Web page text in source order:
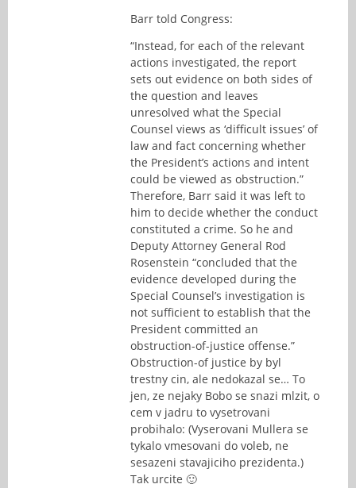
Barr told Congress:
“Instead, for each of the relevant
actions investigated, the report
sets out evidence on both sides of
the question and leaves
unresolved what the Special
Counsel views as ‘difficult issues’ of
law and fact concerning whether
the President’s actions and intent
could be viewed as obstruction.”
Therefore, Barr said it was left to
him to decide whether the conduct
constituted a crime. So he and
Deputy Attorney General Rod
Rosenstein “concluded that the
evidence developed during the
Special Counsel’s investigation is
not sufficient to establish that the
President committed an
obstruction-of-justice offense.”
Obstruction-of justice by byl
trestny cin, ale nedokazal se… To
jen, ze nejaky Bobo se snazi mlzit, o
cem v jadru to vysetrovani
probihalo: (Vyserovani Mullera se
tykalo vmesovani do voleb, ne
sesazeni stavajiciho prezidenta.)
Tak urcite 🙂